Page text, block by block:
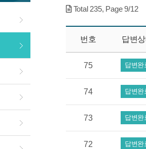
Total 235, Page9/12
번호 답변
75 답변완
74 답변완
73 답변완
72 답변완